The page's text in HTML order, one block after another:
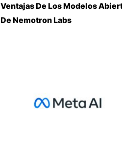
Ventajas De Los Modelos
De Nemotron Labs